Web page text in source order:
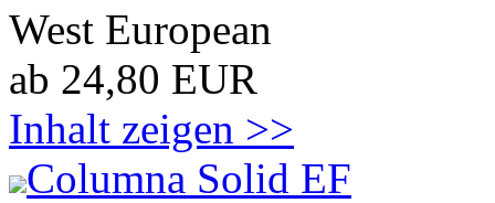
West European
ab 24,80 EUR
Inhalt zeigen >>
Columna Solid EF